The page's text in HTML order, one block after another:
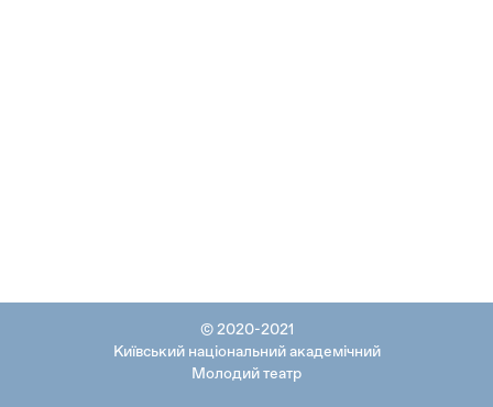
© 2020-2021
Київський національний академічний
Молодий театр